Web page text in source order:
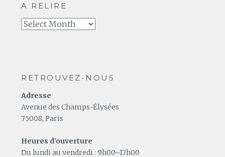
A RELIRE
A
RETROUVEZ-NOUS
Adresse
Avenue des Champs-Élysées
75008, Paris
Heures d’ouverture
Du lundi au vendredi : 9h00–17h00